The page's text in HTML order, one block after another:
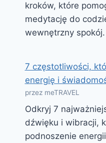
kroków, które
medytację do
wewnętrzny spokój.
7 częstotliwości,
energię i
przez meTRAVEL
Odkryj 7
dźwięku i wibracji,
podnoszenie